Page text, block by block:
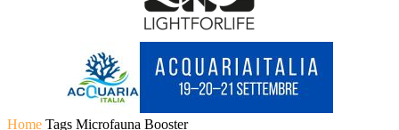
Home Tags Microfauna Booster